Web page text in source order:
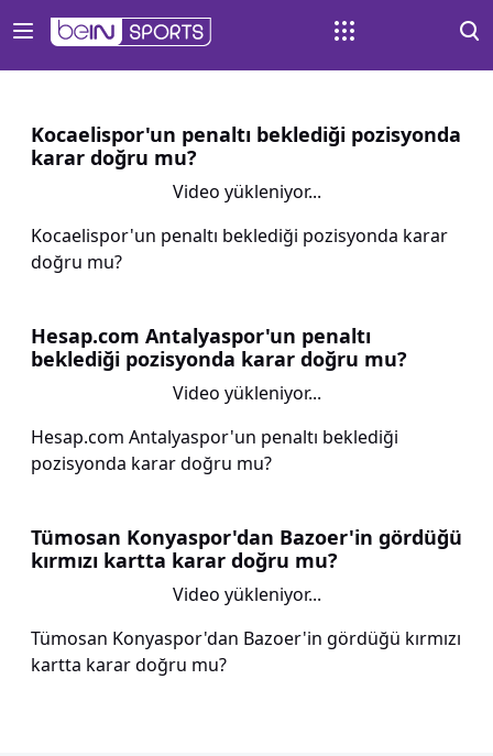
Kocaelispor'un penaltı beklediği pozisyonda
karar doğru mu?
Video yükleniyor...
Kocaelispor'un penaltı beklediği pozisyonda karar
doğru mu?
Hesap.com Antalyaspor'un penaltı
beklediği pozisyonda karar doğru mu?
Video yükleniyor...
Hesap.com Antalyaspor'un penaltı beklediği
pozisyonda karar doğru mu?
Tümosan Konyaspor'dan Bazoer'in gördüğü
kırmızı kartta karar doğru mu?
Video yükleniyor...
Tümosan Konyaspor'dan Bazoer'in gördüğü kırmızı
kartta karar doğru mu?